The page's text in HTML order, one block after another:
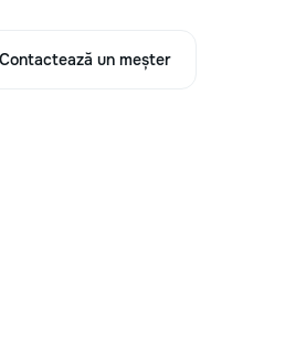
Contactează un meșter